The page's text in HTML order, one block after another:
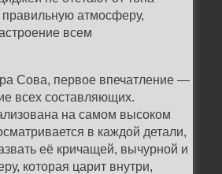
атмосферу,
всем
Сова, первое впечатление —
всех составляющих.
на самом высоком
в каждой детали,
её кричащей, вычурной и
которая царит внутри,